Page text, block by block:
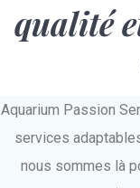
qualité
Aquarium Passion
services
nous sommes là